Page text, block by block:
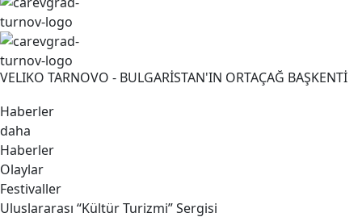
VELIKO TARNOVO - BULGARİSTAN'IN ORTAÇAĞ BAŞKENTİ
Haberler
daha
Haberler
Olaylar
Festivaller
Uluslararası “Kültür Turizmi” Sergisi